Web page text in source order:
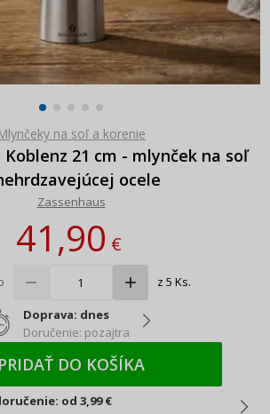
na soľ a korenie
Koblenz 21 cm - mlynček na soľ
ocele
Zassenhaus
41,90€
z 5 Ks.
Doprava: dnes
Doručenie: pozajtra
PRIDAŤ DO KOŠÍKA
od 3,99 €